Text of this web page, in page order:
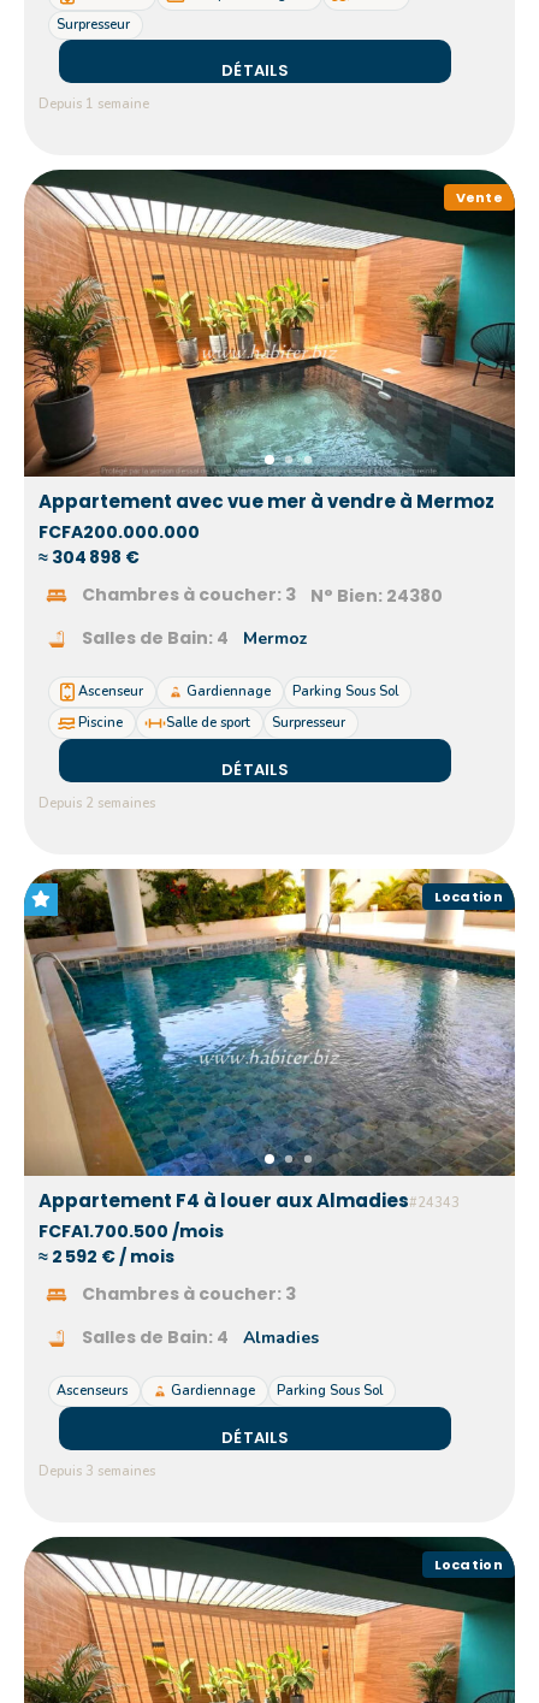
Surpresseur
Depuis 1 semaine
DÉTAILS
Vente
Appartement avec vue mer à vendre à Mermoz
FCFA200.000.000
≈ 304 898 €
Chambres à coucher: 3 N° Bien: 24380
Salles de Bain: 4 Mermoz
Ascenseur Gardiennage
Parking Sous Sol
Piscine
Salle de sport Surpresseur
Depuis 2 semaines
DÉTAILS
Location
Appartement F4 à louer aux Almadies#24343
FCFA1.700.500 /mois
≈ 2 592 € / mois
Chambres à coucher: 3
Salles de Bain: 4 Almadies
Ascenseurs Gardiennage Parking Sous Sol
Depuis 3 semaines
DÉTAILS
Location